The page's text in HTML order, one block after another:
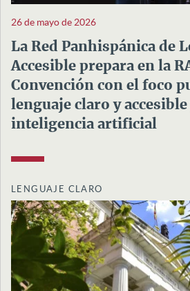
26 de mayo de 2026
La Red Panhispánica de
Accesible prepara en la
Convención con el foco
lenguaje claro y accesible
inteligencia artificial
LENGUAJE CLARO